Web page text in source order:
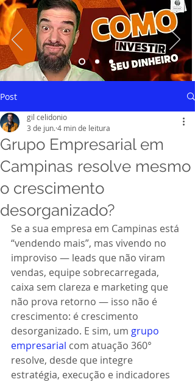
Post
Grupo Empresarial em
Campinas resolve mesmo
o crescimento
desorganizado?
gil celidonio
3 de jun. 4 min de leitura
Se a sua empresa em Campinas está
“vendendo mais”, mas vivendo no
improviso — leads que não viram
vendas, equipe sobrecarregada,
caixa sem clareza e marketing que
não prova retorno — isso não é
crescimento: é crescimento
desorganizado. E sim, um grupo
empresarial com atuação 360°
resolve, desde que integre
estratégia, execução e indicadores